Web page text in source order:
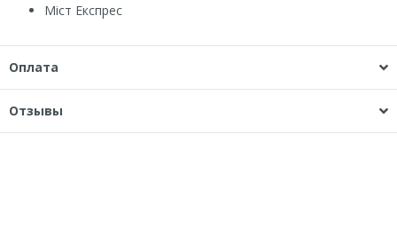
Міст Експрес
Оплата
Отзывы